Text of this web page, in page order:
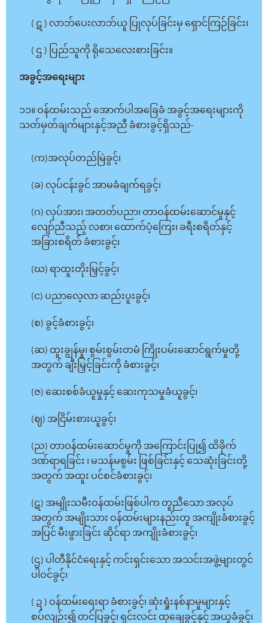
( ဋ ) လာဘ်ပေးလာဘ်ယူ ပြုလုပ်ခြင်းမှ ရှောင်ကြဉ်ခြင်း၊
( ဌ ) ပြည်သူကို ရိုသေလေးစားခြင်း။
အခွင့်အရေးများ
၁၁။ ဝန်ထမ်းသည် အောက်ပါအခြေခံ အခွင့်အရေးများကို
သတ်မှတ်ချက်များနှင့်အညီ ခံစားခွင့်ရှိသည်-
(က)အလုပ်တည်မြဲခွင့်၊
(ခ) လုပ်ငန်းခွင် အာမခံချက်ရခွင့်၊
(ဂ) လုပ်အား၊ အတတ်ပညာ၊ တာဝန်ထမ်းဆောင်မှုနှင့်
လျော်ညီသည့် လစာ၊ ထောက်ပံ့ကြေး၊ ခရီးစရိတ်နှင့်
အခြားစရိတ် ခံစားခွင့်၊
(ဃ) ရာထူးတိုးမြှင့်ခွင့်၊
(င) ပညာလေ့လာ ဆည်းပူးခွင့်၊
(စ) ခွင့်ခံစားခွင့်၊
(ဆ) ထူးချွန်မှု၊ စွမ်းစွမ်းတမံ ကြိုးပမ်းဆောင်ရွက်မှုတို့
အတွက် ချီးမြှင့်ခြင်းကို ခံစားခွင့်၊
(ဇ) ဆေးစစ်ခံယူမှုနှင့် ဆေးကုသမှုခံယူခွင့်၊
(ဈ) အငြိမ်းစားယူခွင့်၊
(ည) တာဝန်ထမ်းဆောင်မှုကို အကြောင်းပြု၍ ထိခိုက်
ဒဏ်ရာရခြင်း ၊ မသန်မစွမ်း ဖြစ်ခြင်းနှင့် သေဆုံးခြင်းတို့
အတွက် အထူး ပင်စင်ခံစားခွင့်၊
(ဋ) အမျိုးသမီးဝန်ထမ်းဖြစ်ပါက တူညီသော အလုပ်
အတွက် အမျိုးသား ဝန်ထမ်းများနည်းတူ အကျိုးခံစားခွင့်
အပြင် မီးဖွားခြင်း ဆိုင်ရာ အကျိုးခံစားခွင့်၊
(ဌ) ပါတီနိုင်ငံရေးနှင့် ကင်းရှင်းသော အသင်းအဖွဲ့များတွင်
ပါဝင်ခွင့်၊
( ဍ ) ဝန်ထမ်းရေးရာ ခံစားခွင့်၊ ဆုံးရှုံးနစ်နာမှုများနှင့်
စပ်လျဉ်း၍ တင်ပြခွင့်၊ ရှင်းလင်း ထုချေခွင့်နှင့် အယူခံခွင့်၊